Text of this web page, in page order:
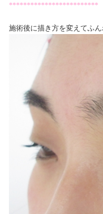
*************************
施術後に描き方を変えてふ